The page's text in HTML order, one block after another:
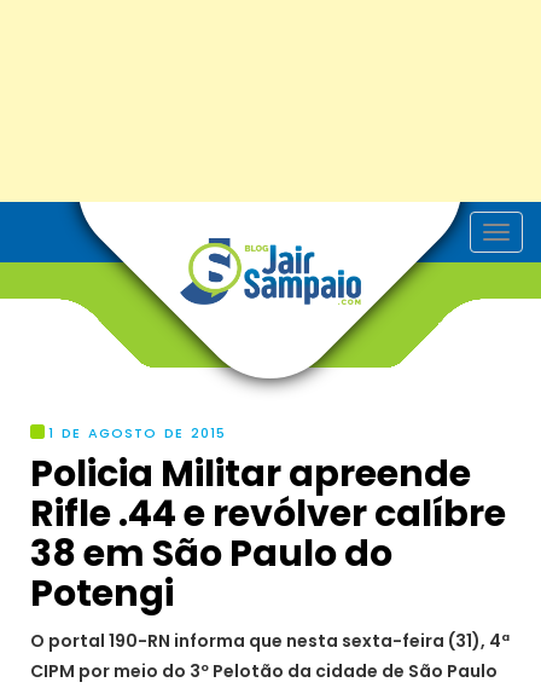
T
o
o
n
1 DE AGOSTO DE 2015
Policia Militar apreende
Rifle .44 e revólver calíbre
38 em São Paulo do
Potengi
O portal 190-RN informa que nesta sexta-feira (31), 4ª
CIPM por meio do 3º Pelotão da cidade de São Paulo